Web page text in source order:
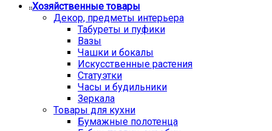
Хозяйственные товары
Декор, предметы интерьера
Табуреты и пуфики
Вазы
Чашки и бокалы
Искусственные растения
Статуэтки
Часы и будильники
Зеркала
Товары для кухни
Бумажные полотенца